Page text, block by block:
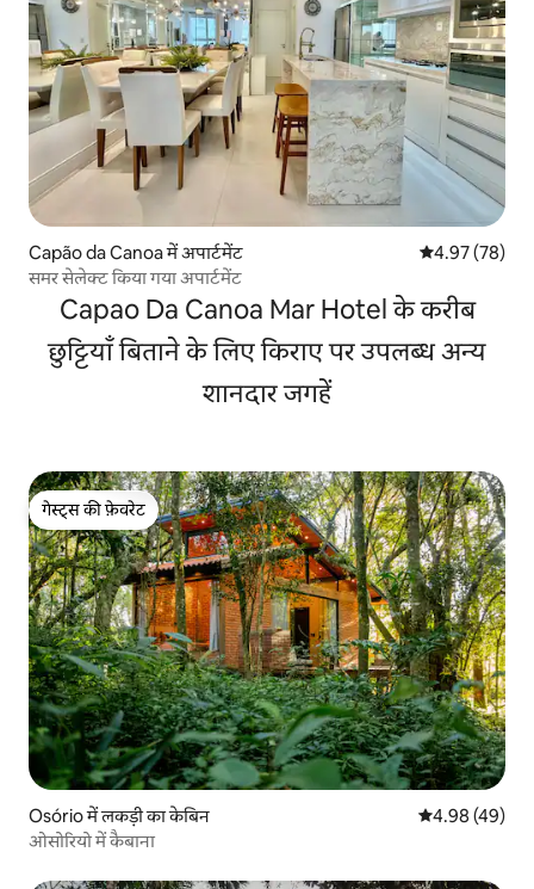
Capão da Canoa में अपार्टमेंट औसत रेटिंग 5 में
4.97 (78)
समर सेलेक्ट किया गया अपार्टमेंट
Capao Da Canoa Mar Hotel के करीब
छुट्टियाँ बिताने के लिए किराए पर उपलब्ध अन्य
शानदार जगहें
गेस्ट्स की फ़ेवरेट
गेस्ट्स की फ़ेवरेट
Osório में लकड़ी का केबिन औसत रेटिंग 5 में
4.98 (49)
ओसोरियो में कैबाना